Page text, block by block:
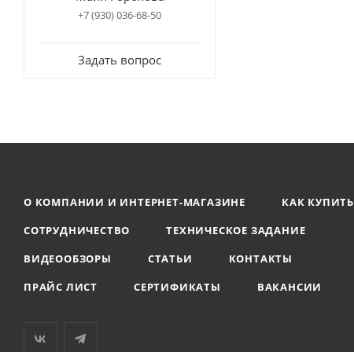
+7 (930) 036-68-50
Задать вопрос
О КОМПАНИИ И ИНТЕРНЕТ-МАГАЗИНЕ
КАК КУПИТЬ
СОТРУДНИЧЕСТВО
ТЕХНИЧЕСКОЕ ЗАДАНИЕ
ВИДЕООБЗОРЫ
СТАТЬИ
КОНТАКТЫ
ПРАЙС ЛИСТ
СЕРТИФИКАТЫ ВАКАНСИИ